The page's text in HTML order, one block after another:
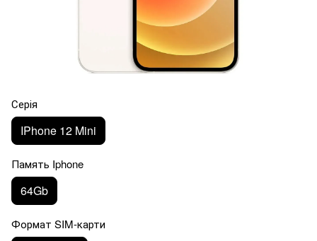
Серія
IPhone 12 Mini
Память Iphone
64Gb
Формат SIM-карти